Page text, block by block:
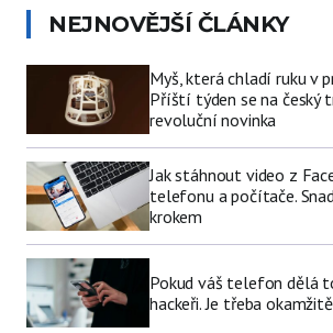
NEJNOVĚJŠÍ ČLÁNKY
Myš, která chladí ruku v
Příští týden se na český
revoluční novinka
Jak stáhnout video z
telefonu a počítače.
krokem
Pokud váš telefon dělá
hackeři. Je třeba